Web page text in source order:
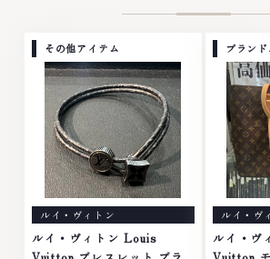
959-764営業時間: 10:00～
19:00定休日: 年中無休
軽にご連絡
0120-959-
～19:00
その他アイテム
ルイ・ヴィトン
ルイ・ヴィトン Louis
ブラン
ルイ・ヴ
ルイ・ヴ